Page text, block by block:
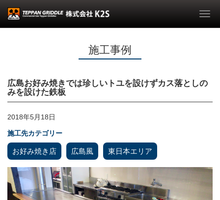
施工事例
広島お好み焼きでは珍しいトユを設けずカス落としの
みを設けた鉄板
2018年5月18日
施工先カテゴリー
お好み焼き店 広島風 東日本エリア